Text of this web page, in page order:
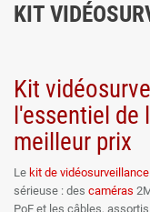
KIT
Kit
l'essentiel de
meilleur prix
Le kit de vidéosurveillance
sérieuse : des caméras
PoE et les câbles,